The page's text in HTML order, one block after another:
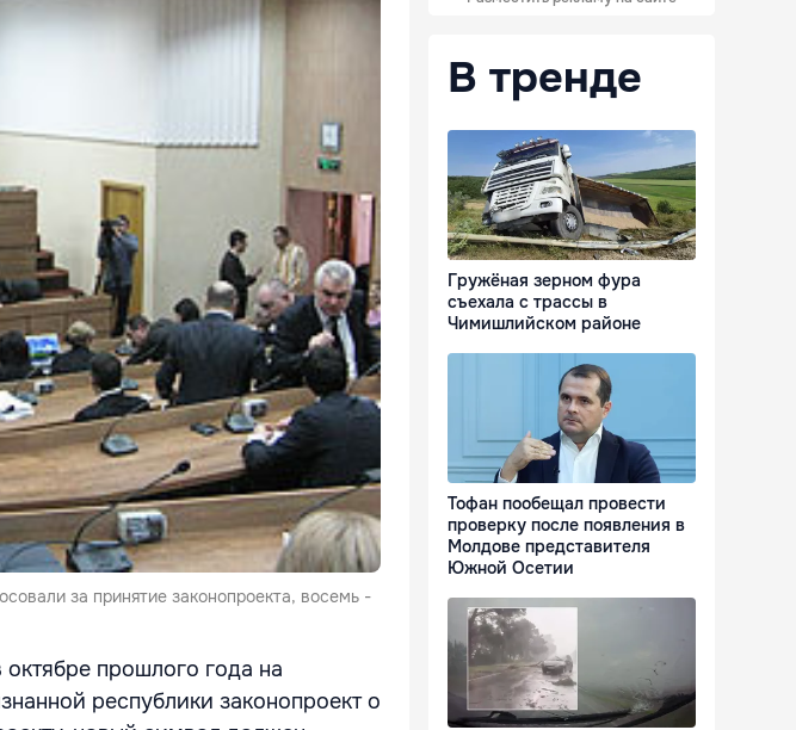
за принятие законопроекта, восемь -
прошлого года на
республики законопроект о
В тренде
Гружёная зерном фура
съехала с трассы в
Чимишлийском районе
Тофан пообещал провести
проверку после появления в
Молдове представителя
Южной Осетии